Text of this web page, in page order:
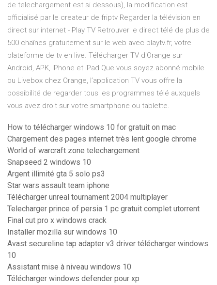
de telechargement est si dessous), la modification est
officialisé par le createur de friptv Regarder la télévision en
direct sur internet - Play TV Retrouver le direct télé de plus de
500 chaînes gratuitement sur le web avec playtv.fr, votre
plateforme de tv en live. Télécharger TV d'Orange sur
Android, APK, iPhone et iPad Que vous soyez abonné mobile
ou Livebox chez Orange, l’application TV vous offre la
possibilité de regarder tous les programmes télé auxquels
vous avez droit sur votre smartphone ou tablette.
How to télécharger windows 10 for gratuit on mac
Chargement des pages internet très lent google chrome
World of warcraft zone telechargement
Snapseed 2 windows 10
Argent illimité gta 5 solo ps3
Star wars assault team iphone
Télécharger unreal tournament 2004 multiplayer
Telecharger prince of persia 1 pc gratuit complet utorrent
Final cut pro x windows crack
Installer mozilla sur windows 10
Avast secureline tap adapter v3 driver télécharger windows
10
Assistant mise à niveau windows 10
Télécharger windows defender pour xp